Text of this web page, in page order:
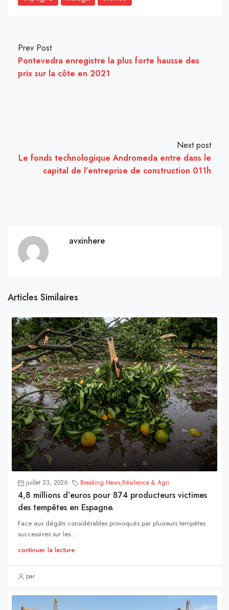
Prev Post
Pontevedra enregistre la plus forte hausse des
prix sur la côte en 2021
Next post
Le fonds technologique Andromeda entre dans le
capital de l’entreprise de construction 011h
avxinhere
Articles Similaires
juillet 23, 2026 Breaking News,Résilience & Agri
4,8 millions d’euros pour 874 producteurs victimes
des tempêtes en Espagne.
Face aux dégâts considérables provoqués par plusieurs tempêtes
successives sur les...
continuer la lecture
par